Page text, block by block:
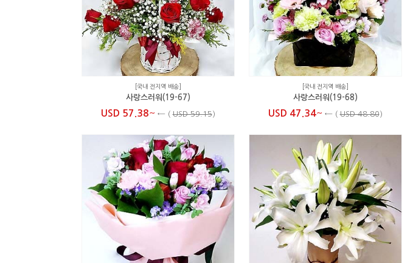
[국내 전지역 배송]
사랑스러워(19-67)
USD 57.38~ ← (USD 59.15)
[국내 전지역 배송]
사랑스러워(19-68)
USD 47.34~ ← (USD 48.80)